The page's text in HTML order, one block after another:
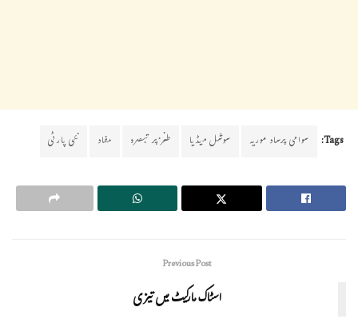
Tags: سوامی پرساد موریہ سوشل میڈیا طنز پر تبصرہ مفاد نئی پارٹی
Previous Post
اسٹاک مارکیٹ میں تیزی